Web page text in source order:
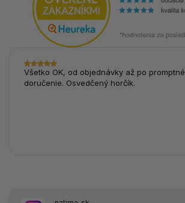
Všetko OK, od objednávky až po promptné
doručenie. Osvedčený horčík.